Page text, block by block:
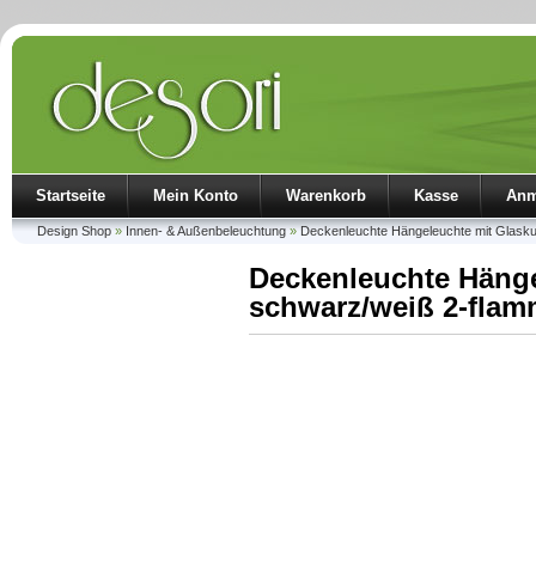
Startseite Mein Konto Warenkorb Kasse
Design Shop»Innen- & Außenbeleuchtung»Deckenleuchte Hängeleuchte mit
Deckenleuchte
schwarz/weiß 2-